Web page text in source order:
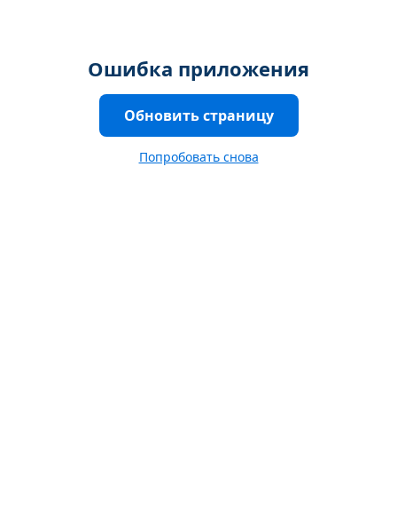
Ошибка приложения
Обновить страницу
Попробовать снова